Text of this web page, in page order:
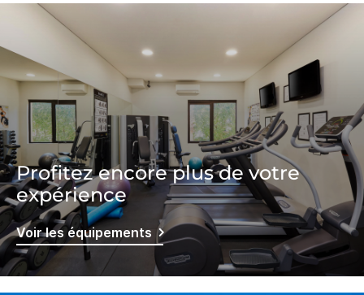
Profitez encore plus de votre
expérience
Voir les équipements